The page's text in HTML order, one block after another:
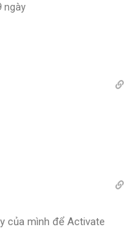
ngày
của mình để Activate